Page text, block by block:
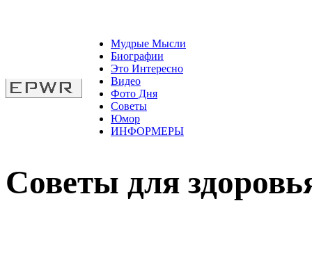
Мудрые Мысли
Биографии
Это Интересно
Видео
Фото Дня
Советы
Юмор
ИНФОРМЕРЫ
Советы для